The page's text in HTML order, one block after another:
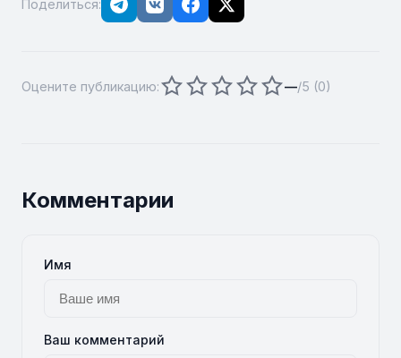
Поделиться:
Оцените публикацию: —/5 (0)
Комментарии
Имя
Ваш комментарий